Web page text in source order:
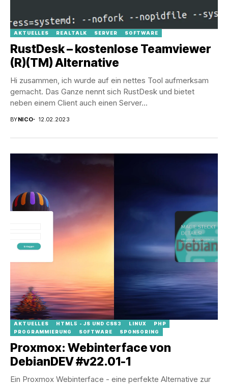
AKTUELLES REALTALK SERVER SOFTWARE
RustDesk – kostenlose Teamviewer
(R)(TM) Alternative
Hi zusammen, ich wurde auf ein nettes Tool aufmerksam
gemacht. Das Ganze nennt sich RustDesk und bietet
neben einem Client auch einen Server...
BYNICO 12.02.2023
AKTUELLES HTML5 - JS UND CSS3 LINUX
PHP
PROGRAMMIERUNG
SOFTWARE SPONSORING
Proxmox: Webinterface von
DebianDEV #v22.01-1
Ein Proxmox Webinterface - eine perfekte Alternative zur